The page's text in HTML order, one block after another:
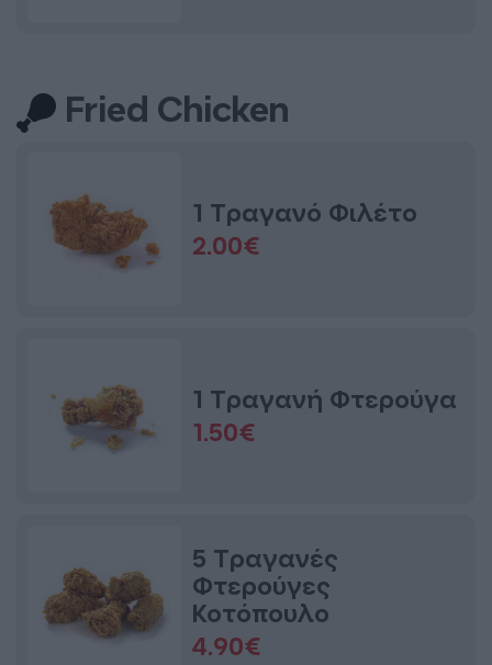
Fried Chicken
1 Τραγανό Φιλέτο
2.00€
1 Τραγανή Φτερούγα
1.50€
5 Τραγανές
Φτερούγες
Κοτόπουλο
4.90€